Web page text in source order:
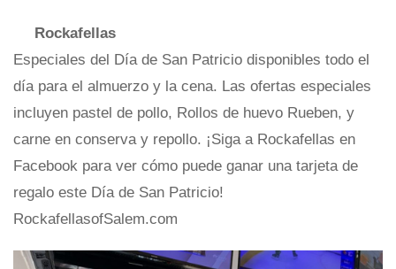
Rockafellas
Especiales del Día de San Patricio disponibles todo el
día para el almuerzo y la cena. Las ofertas especiales
incluyen pastel de pollo, Rollos de huevo Rueben, y
carne en conserva y repollo. ¡Siga a Rockafellas en
Facebook para ver cómo puede ganar una tarjeta de
regalo este Día de San Patricio!
RockafellasofSalem.com